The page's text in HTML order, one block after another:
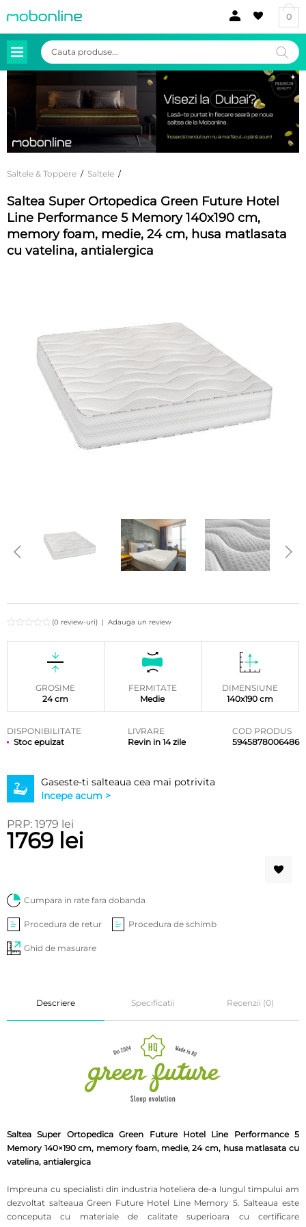
0
Products
search
Saltele & Toppere / Saltele /
Saltea Super Ortopedica Green Future Hotel
Line Performance 5 Memory 140x190 cm,
memory foam, medie, 24 cm, husa matlasata
cu vatelina, antialergica
(0 review-uri) | Adauga un review
GROSIME
24 cm
FERMITATE
Medie
DIMENSIUNE
140x190 cm
DISPONIBILITATE
Stoc epuizat
LIVRARE
Revin in 14 zile
COD PRODUS
5945878006486
Gaseste-ti salteaua cea mai potrivita
Incepe acum >
PRP: 1979 lei
1769 lei
Cumpara in rate fara dobanda
Procedura de retur Procedura de schimb
Ghid de masurare
Descriere Specificatii Recenzii (0)
Saltea Super Ortopedica Green Future Hotel Line Performance 5
Memory 140×190 cm, memory foam, medie, 24 cm, husa matlasata cu
vatelina, antialergica
Impreuna cu specialisti din industria hoteliera de-a lungul timpului am
dezvoltat salteaua Green Future Hotel Line Memory 5. Salteaua este
conceputa cu materiale de calitate superioara cu certificare